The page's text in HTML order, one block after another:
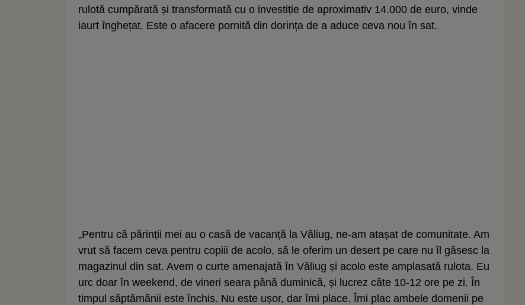
rulotă cumpărată și transformată cu o investiție de aproximativ 14.000 de euro, vinde
iaurt înghețat. Este o afacere pornită din dorința de a aduce ceva nou în sat.
„Pentru că părinții mei au o casă de vacanță la Văliug, ne-am atașat de comunitate. Am
vrut să facem ceva pentru copiii de acolo, să le oferim un desert pe care nu îl găsesc la
magazinul din sat. Avem o curte amenajată în Văliug și acolo este amplasată rulota. Eu
urc doar în weekend, de vineri seara până duminică, și lucrez câte 10-12 ore pe zi. În
timpul săptămânii este închis. Nu este ușor, dar îmi place. Îmi plac ambele domenii pe